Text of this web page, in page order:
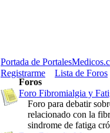
Portada de
Registrarme
Lista de Foros
Foros
Foro Fibromialgia y
Foro para debatir
relacionado con la
sindrome de fatiga